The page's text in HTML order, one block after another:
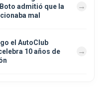
admitió que la
mal
el AutoClub
10 años de